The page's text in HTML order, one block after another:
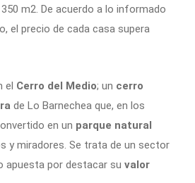
m2. De acuerdo a lo informado
el precio de cada casa supera
el Cerro del Medio; un cerro
de Lo Barnechea que, en los
en un parque natural
y miradores. Se trata de un sector
apuesta por destacar su valor